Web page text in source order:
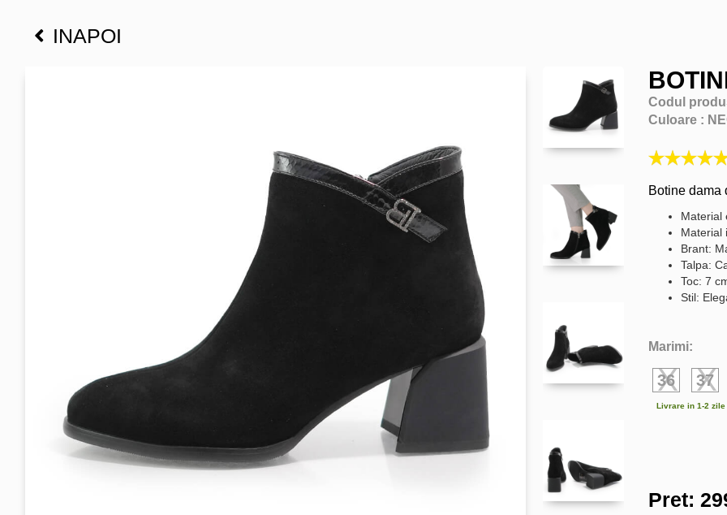
INAPOI
Codul
Culoare :
Botine
Material
Material
Brant:
Talpa:
Toc: 7
Stil:
Marimi:
36 37
Livrare in 1-2
Pret: